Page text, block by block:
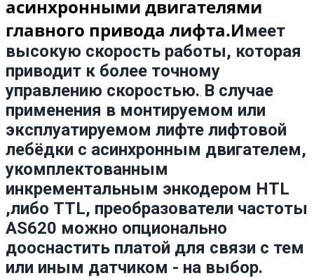
асинхронными двигателями
главного привода лифта.Имеет
высокую скорость работы, которая
приводит к более точному
управлению скоростью. В случае
применения в монтируемом или
эксплуатируемом лифте лифтовой
лебёдки с асинхронным двигателем,
укомплектованным
инкрементальным энкодером HTL
,либо TTL, преобразователи частоты
AS620 можно опционально
дооснастить платой для связи с тем
или иным датчиком - на выбор.